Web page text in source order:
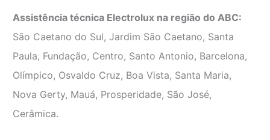
Assistência técnica Electrolux na região do ABC:
São Caetano do Sul, Jardim São Caetano, Santa
Paula, Fundação, Centro, Santo Antonio, Barcelona,
Olímpico, Osvaldo Cruz, Boa Vista, Santa Maria,
Nova Gerty, Mauá, Prosperidade, São José,
Cerâmica.